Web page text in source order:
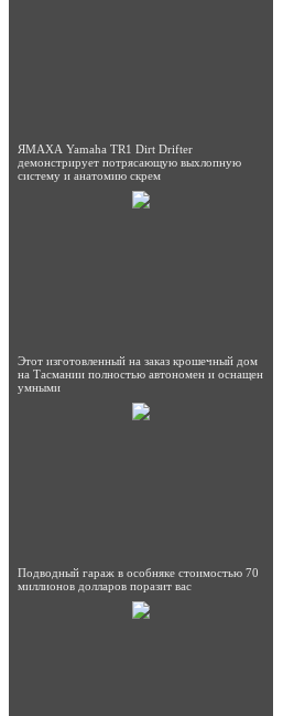
ЯМАХА Yamaha TR1 Dirt Drifter
демонстрирует потрясающую выхлопную
систему и анатомию скрем
Этот изготовленный на заказ крошечный дом
на Тасмании полностью автономен и оснащен
умными
Подводный гараж в особняке стоимостью 70
миллионов долларов поразит вас